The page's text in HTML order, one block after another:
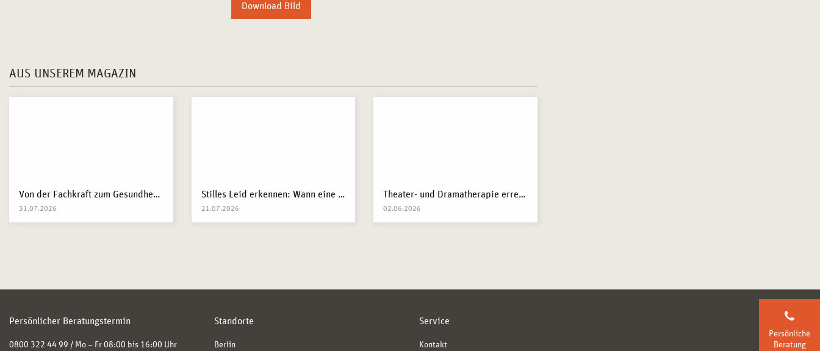
Download Bild
AUS UNSEREM MAGAZIN
Von der Fachkraft zum Gesundheitsgestalter: Warum Unternehmen 2026 Business Health Coaches brauchen
31.07.2026
Stilles Leid erkennen: Wann eine Traumaberatung wirklich der richtige Schritt ist
21.07.2026
Theater- und Dramatherapie erreicht Menschen dort, wo Worte manchmal nicht mehr weiterkommen.
02.06.2026
Persönliche
Beratung
Persönlicher Beratungstermin
0800 322 44 99 / Mo – Fr 08:00 bis 16:00 Uhr
Standorte
Berlin
Service
Kontakt